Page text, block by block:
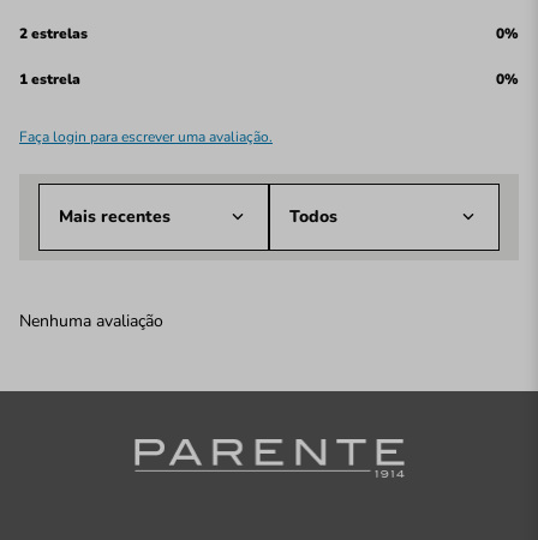
2 estrelas 0%
1 estrela 0%
Faça login para escrever uma avaliação.
Mais recentes Todos
Nenhuma avaliação